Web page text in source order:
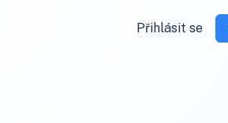
Přihlásit se